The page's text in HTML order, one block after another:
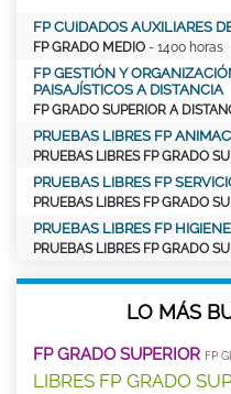
FP CUIDADOS AUXILIARES
FP GRADO MEDIO - 1400 horas
FP GESTIÓN Y
PAISAJÍSTICOS A DISTANCIA
FP GRADO SUPERIOR A
PRUEBAS LIBRES FP
PRUEBAS LIBRES FP GRADO
PRUEBAS LIBRES FP
PRUEBAS LIBRES FP GRADO
PRUEBAS LIBRES FP
PRUEBAS LIBRES FP GRADO
LO MÁS
FP GRADO SUPERIOR FP
LIBRES FP GRADO